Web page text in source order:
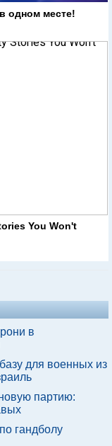
одном месте!
You Won't
в
для военных из
партию:
гандболу